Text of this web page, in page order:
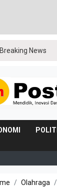
Breaking News
Olahraga